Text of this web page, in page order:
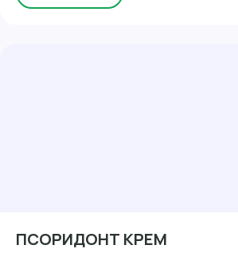
ПСОРИДОНТ КРЕМ